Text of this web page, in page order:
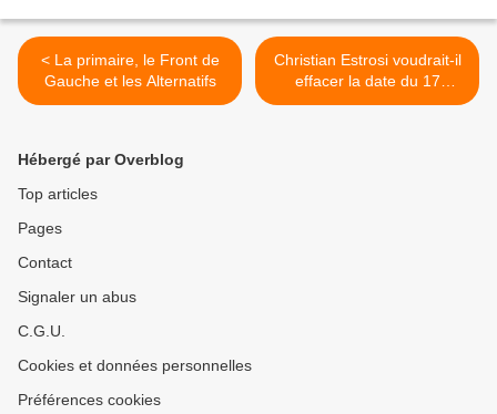
< La primaire, le Front de
Gauche et les Alternatifs
Christian Estrosi voudrait-il
effacer la date du 17
octobre 1961? >
Hébergé par Overblog
Top articles
Pages
Contact
Signaler un abus
C.G.U.
Cookies et données personnelles
Préférences cookies